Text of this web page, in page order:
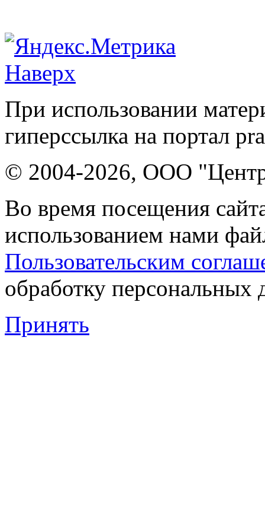
Наверх
При использовании
гиперссылка на портал
© 2004-2026, ООО "Центр
Во время посещения
использованием нами
Пользовательским
обработку персональных
Принять